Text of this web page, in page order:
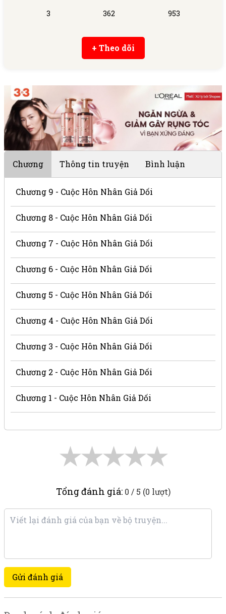
3
362
953
+ Theo dõi
Chương Thông tin truyện Bình luận
Chương 9 - Cuộc Hôn Nhân Giả Dối
Chương 8 - Cuộc Hôn Nhân Giả Dối
Chương 7 - Cuộc Hôn Nhân Giả Dối
Chương 6 - Cuộc Hôn Nhân Giả Dối
Chương 5 - Cuộc Hôn Nhân Giả Dối
Chương 4 - Cuộc Hôn Nhân Giả Dối
Chương 3 - Cuộc Hôn Nhân Giả Dối
Chương 2 - Cuộc Hôn Nhân Giả Dối
Chương 1 - Cuộc Hôn Nhân Giả Dối
★
★
★
★
★
Tổng đánh giá: 0 / 5 (0 lượt)
Gửi đánh giá